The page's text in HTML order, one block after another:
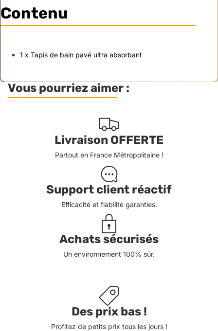
Contenu
1 x Tapis de bain pavé ultra absorbant
Vous pourriez aimer :
Livraison OFFERTE
Partout en France Métropolitaine !
Support client réactif
Efficacité et fiabilité garanties.
Achats sécurisés
Un environnement 100% sûr.
Des prix bas !
Profitez de petits prix tous les jours !